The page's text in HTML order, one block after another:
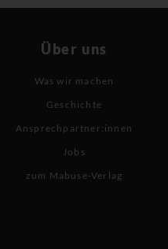
Über uns
Was wir machen
Geschichte
Ansprechpartner:innen
Jobs
zum Mabuse-Verlag